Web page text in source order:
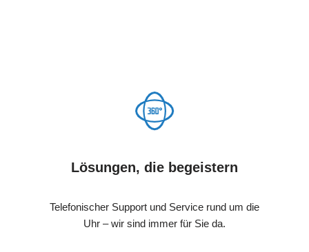
Lösungen, die begeistern
Telefonischer Support und Service rund um die
Uhr – wir sind immer für Sie da.